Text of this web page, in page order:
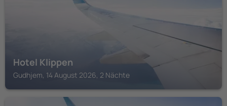
Hotel Klippen
Gudhjem, 14 August 2026, 2 Nächte